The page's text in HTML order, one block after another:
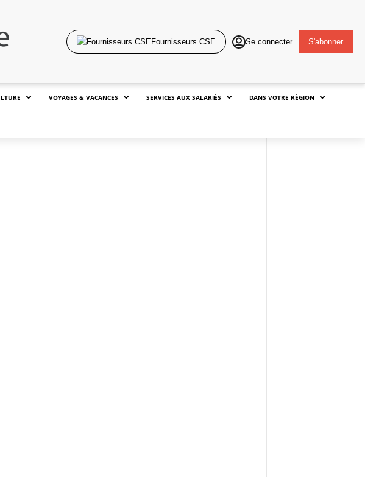
Fournisseurs CSE Se connecter S'abonner
VOYAGES & VACANCES SERVICES AUX SALARIÉS DANS VOTRE RÉGION